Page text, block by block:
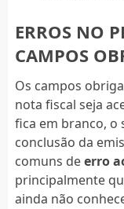
ERROS NO
CAMPOS
Os campos
nota fiscal seja
fica em branco, o
conclusão da
comuns deerro
principalmente
ainda não